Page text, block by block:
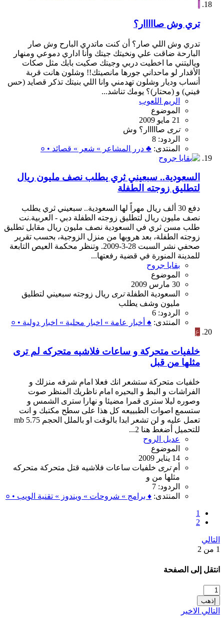
تري وش صااااار؟
تدري وش اللي صار؟ أن كنت ماتدري البارح وش صار
البارحة ضاقت علي ونخيتك جيتك وأنا اداري دموعي ومنهار
وياليتني ما اخطيت دربي وجيتك صكيت بابك مثل صكات
الأقدار لو ماحداني جورها مانصيتك!! وشلون هانت قربة
أنساب وديار وشلون تهدمني وانا اللي بنيتك تذكر قصايد (حس
فيني) و (محتار)؟ يومك تناشد...
الريم اللعوب
الموضوع
21 مايو 2009
ترى صااااار؟ وش
الردود: 8
المنتدى: ♣ درر المشاعر » شعر » قصائد • ०
السعودية.. سبعيني ثري يطلب نصف مليون ريال
لتطليق زوجته الطفلة
دفع 30 ألف ريال مهراً لها السعودية.. سبعيني ثري يطلب
نصف مليون ريال لتطليق زوجته الطفلة دبي - العربية.نت
طلب مسن ثري في السعودية نصف مليون ريال مقابل تطليق
زوجته الطفلة، بعد هروبها من منزل الزوجية، بحسب تقرير
صحفي نشر السبت 28-3-2009. وتنظر محكمة العيص التابعة
للمدينة المنورة في قضية رفعتها...
بقايا جروح
الموضوع
30 مارس 2009
السعودية الطفلةترى ريال زوجته سبعيني لتطليق
مليون وشف يطلب
الردود: 6
المنتدى: ♠ أخبار عامة » اخبار محلية » اخبار دولية • ०
ع
خلفيات متحركة و ساعات فلاشيه متحركه لم ترى
مثلها من قبل
خلفيات متحركة ستشعر انك فعلا امام شرفه منزلك و
الفراشات و البط و البحيره امام ناظريك المنظر صوت
وصوره ليلا سترى قمرا مضيئا و نهارا سترى الشمس و
ستسمع اصوات الطبييعه كل هذا على سطح مكتبك و انت
تعمل عليه و لن تشعر ابدا بالوقت او بالملل الحجم 5.75 mb
للتحميل أضغط هنا 2...
عديل الروح
الموضوع
14 يناير 2009
أمترى خلفيات ساعات فلاشيه قتل متحركة متحركه
مثلها من و
الردود: 7
المنتدى: ♦ برامج » شروحات » ويندوز » تقنية الويب • ०
1
2
التالي
1 من 2
انتقل إلى الصفحة
إذهب
التالي الاخير